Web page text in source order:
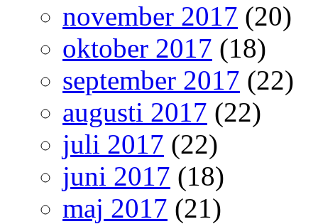
november 2017 (20)
oktober 2017 (18)
september 2017 (22)
augusti 2017 (22)
juli 2017 (22)
juni 2017 (18)
maj 2017 (21)